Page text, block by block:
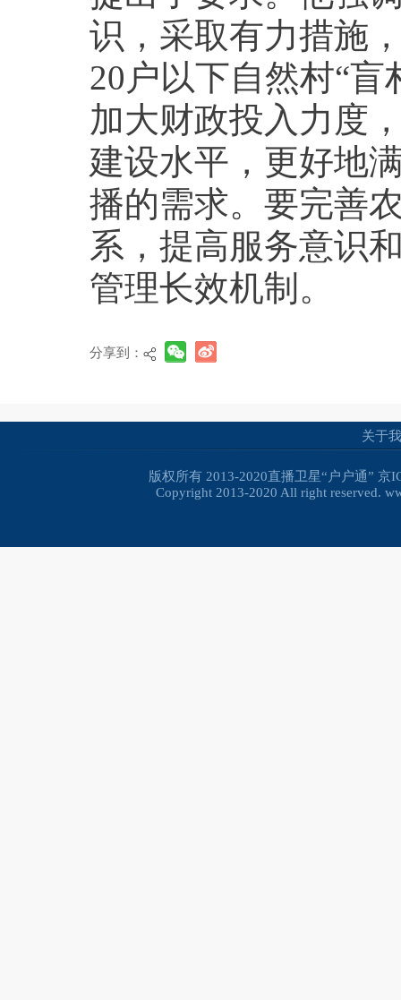
识，采取有力措施
20户以下自然村“盲
加大财政投入力度
建设水平，更好地
播的需求。要完善
系，提高服务意识
管理长效机制。
分享到：
关于
版权所有 2013-2020直播卫星“户户通” 京
Copyright 2013-2020 All right reserved.